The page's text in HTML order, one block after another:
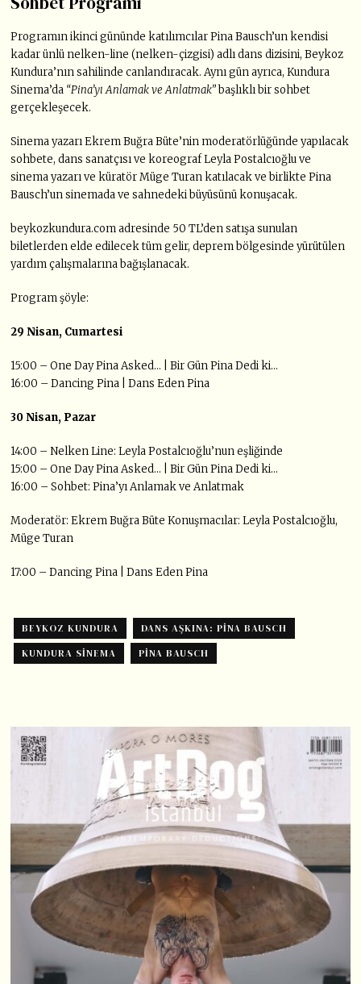
Programın ikinci gününde katılımcılar Pina Bausch’un kendisi
kadar ünlü nelken-line (nelken-çizgisi) adlı dans dizisini, Beykoz
Kundura’nın sahilinde canlandıracak. Aynı gün ayrıca, Kundura
Sinema’da “Pina’yı Anlamak ve Anlatmak”başlıklı bir sohbet
gerçekleşecek.
Sinema yazarı Ekrem Buğra Büte’nin moderatörlüğünde yapılacak
sohbete, dans sanatçısı ve koreograf Leyla Postalcıoğlu ve
sinema yazarı ve küratör Müge Turan katılacak ve birlikte Pina
Bausch’un sinemada ve sahnedeki büyüsünü konuşacak.
beykozkundura.com adresinde 50 TL’den satışa sunulan
biletlerden elde edilecek tüm gelir, deprem bölgesinde yürütülen
yardım çalışmalarına bağışlanacak.
Program şöyle:
29 Nisan, Cumartesi
15:00 – One Day Pina Asked… | Bir Gün Pina Dedi ki…
16:00 – Dancing Pina | Dans Eden Pina
30 Nisan, Pazar
14:00 – Nelken Line: Leyla Postalcıoğlu’nun eşliğinde
15:00 – One Day Pina Asked… | Bir Gün Pina Dedi ki…
16:00 – Sohbet: Pina’yı Anlamak ve Anlatmak
Moderatör: Ekrem Buğra Büte Konuşmacılar: Leyla Postalcıoğlu,
Müge Turan
17:00 – Dancing Pina | Dans Eden Pina
BEYKOZ KUNDURA
DANS AŞKINA: PINA BAUSCH
KUNDURA SINEMA
PINA BAUSCH